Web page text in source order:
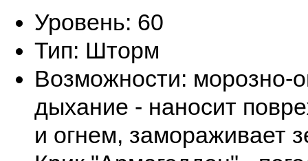
Уровень: 60
Тип: Шторм
Возможности: морозно-
дыхание - наносит
и огнем, замораживает